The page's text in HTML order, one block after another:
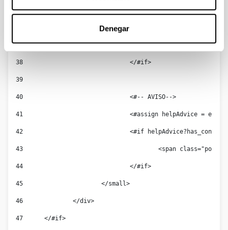
Denegar
35
<#if
37
<span
38
				</#if>
39
40
				<#-- AVISO-->
41
<#assign helpAdvice =
42
<#if
43
<span
44
				</#if>
45
			</small>
46
		</div>
47
	</#if>